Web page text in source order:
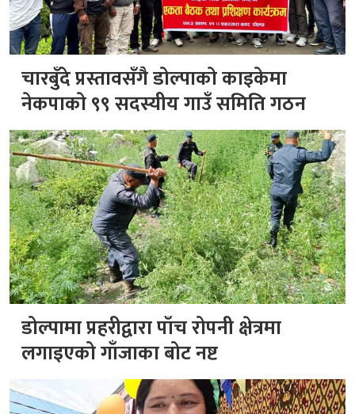
चारबुँदे प्रस्तावसँगै डाेल्पाकाे काइकेमा
नेकपाकाे ९९ सदस्यीय गाउँ समिति गठन
डोल्पामा प्रहरीद्वारा पाँच रोपनी क्षेत्रमा
लगाइएको गाँजाका बोट नष्ट